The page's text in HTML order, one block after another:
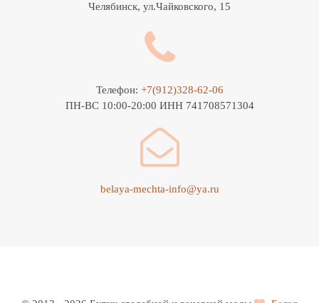
Челябинск, ул.Чайковского, 15
Телефон: +7(912)328-62-06
ПН-ВС 10:00-20:00 ИНН 741708571304
belaya-mechta-info@ya.ru